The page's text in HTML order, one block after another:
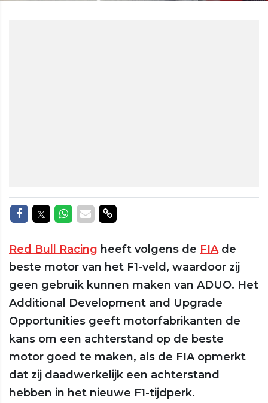
Delen op Facebook
Delen op Twitter
Delen op Whatsapp
Delen via Mail
Delen via link
Red Bull Racing heeft volgens de FIAde
beste motor van het F1-veld, waardoor zij
geen gebruik kunnen maken van ADUO. Het
Additional Development and Upgrade
Opportunities geeft motorfabrikanten de
kans om een achterstand op de beste
motor goed te maken, als de FIA opmerkt
dat zij daadwerkelijk een achterstand
hebben in het nieuwe F1-tijdperk.